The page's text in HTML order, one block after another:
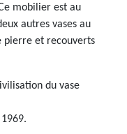
mobilier est au
autres vases au
pierre et recouverts
du vase